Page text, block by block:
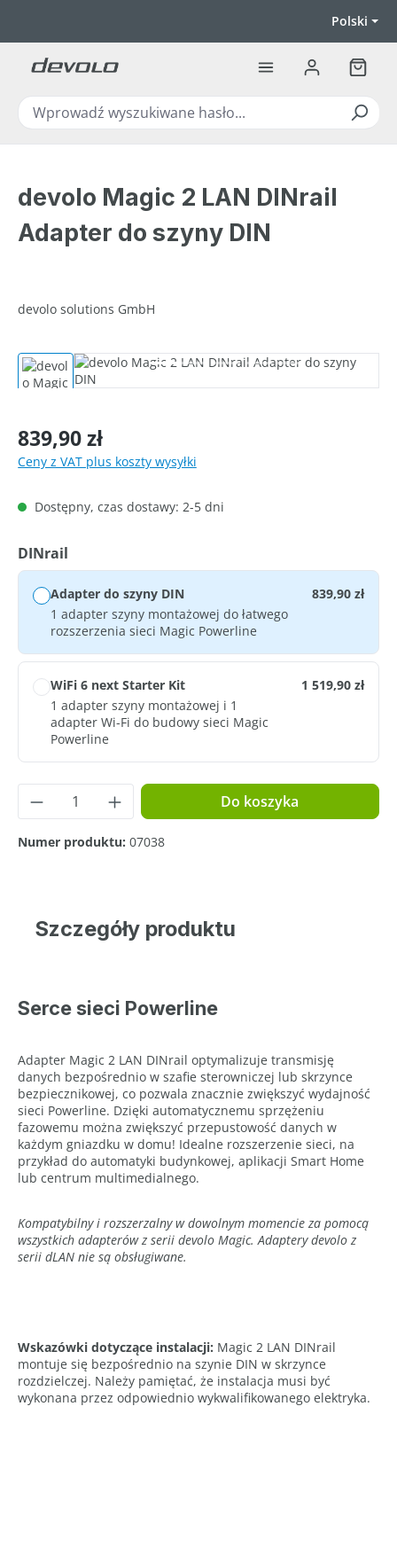
Polski
devolo Magic 2 LAN DINrail
Adapter do szyny DIN
devolo solutions GmbH
Pomiń galerię zdjęć
Cena regularna:
839,90 zł
Ceny z VAT plus koszty wysyłki
Dostępny, czas dostawy: 2-5 dni
Wybierz
DINrail
Adapter do szyny DIN
1 adapter szyny montażowej do łatwego
rozszerzenia sieci Magic Powerline
839,90 zł
WiFi 6 next Starter Kit
1 adapter szyny montażowej i 1
adapter Wi-Fi do budowy sieci Magic
Powerline
1 519,90 zł
Ilość produktu: Wprowadź żądaną ilość
Do koszyka
Numer produktu: 07038
Szczegóły produktu
Serce sieci Powerline
Adapter Magic 2 LAN DINrail optymalizuje transmisję
danych bezpośrednio w szafie sterowniczej lub skrzynce
bezpiecznikowej, co pozwala znacznie zwiększyć wydajność
sieci Powerline. Dzięki automatycznemu sprzężeniu
fazowemu można zwiększyć przepustowość danych w
każdym gniazdku w domu! Idealne rozszerzenie sieci, na
przykład do automatyki budynkowej, aplikacji Smart Home
lub centrum multimedialnego.
Kompatybilny i rozszerzalny w dowolnym momencie za pomocą
wszystkich adapterów z serii devolo Magic. Adaptery devolo z
serii dLAN nie są obsługiwane.
Wskazówki dotyczące instalacji: Magic 2 LAN DINrail
montuje się bezpośrednio na szynie DIN w skrzynce
rozdzielczej. Należy pamiętać, że instalacja musi być
wykonana przez odpowiednio wykwalifikowanego elektryka.